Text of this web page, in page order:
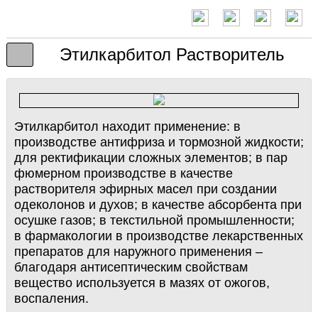
Этилкарбитол Растворитель
Этилкарбитол находит применение: в
производстве антифриза и тормозной жидкости;
для ректификации сложных элементов; в пар
фюмерном производстве в качестве
растворителя эфирных масел при создании
одеколонов и духов; в качестве абсорбента при
осушке газов; в текстильной промышленности;
в фармакологии в производстве лекарственных
препаратов для наружного применения –
благодаря антисептическим свойствам
вещество используется в мазях от ожогов,
воспаления.